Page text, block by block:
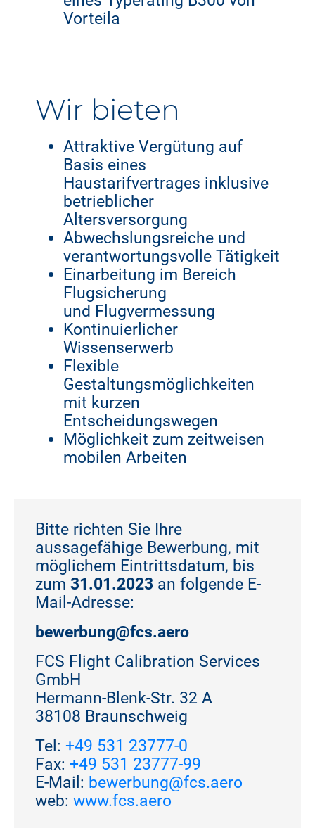
Vorteila
Wir bieten
Attraktive Vergütung auf
Basis eines
Haustarifvertrages inklusive
betrieblicher
Altersversorgung
Abwechslungsreiche und
verantwortungsvolle Tätigkeit
Einarbeitung im Bereich
Flugsicherung
und Flugvermessung
Kontinuierlicher
Wissenserwerb
Flexible
Gestaltungsmöglichkeiten
mit kurzen
Entscheidungswegen
Möglichkeit zum zeitweisen
mobilen Arbeiten
Bitte richten Sie Ihre
aussagefähige Bewerbung, mit
möglichem Eintrittsdatum, bis
zum 31.01.2023 an folgende E-
Mail-Adresse:
bewerbung@fcs.aero
FCS Flight Calibration Services
GmbH
Hermann-Blenk-Str. 32 A
38108 Braunschweig
Tel: +49 531 23777-0
Fax: +49 531 23777-99
E-Mail: bewerbung@fcs.aero
web: www.fcs.aero